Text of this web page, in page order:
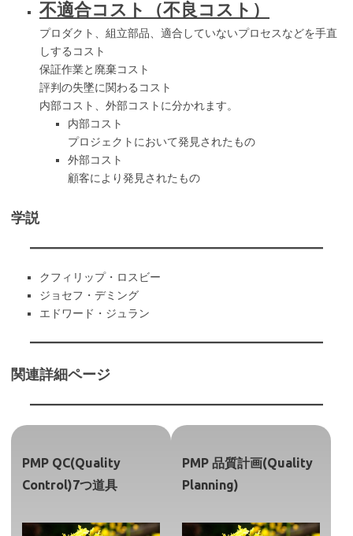
不適合コスト（不良コスト）
プロダクト、組立部品、適合していないプロセスなどを手直
しするコスト
保証作業と廃棄コスト
評判の失墜に関わるコスト
内部コスト、外部コストに分かれます。
内部コスト
プロジェクトにおいて発見されたもの
外部コスト
顧客により発見されたもの
学説
クフィリップ・ロスビー
ジョセフ・デミング
エドワード・ジュラン
関連詳細ページ
PMP QC(Quality
Control)7つ道具
PMP 品質計画(Quality
Planning)